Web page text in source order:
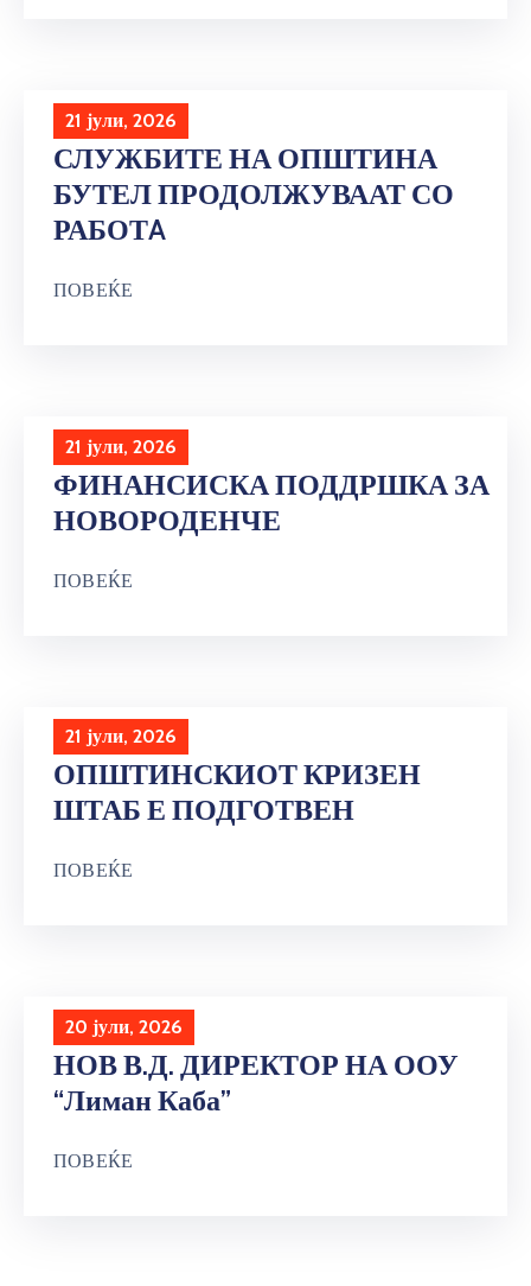
21 јули, 2026
СЛУЖБИТЕ НА ОПШТИНА
БУТЕЛ ПРОДОЛЖУВААТ СО
РАБОТA
ПОВЕЌЕ
21 јули, 2026
ФИНАНСИСКА ПОДДРШКА ЗА
НОВОРОДЕНЧЕ
ПОВЕЌЕ
21 јули, 2026
ОПШТИНСКИОТ КРИЗЕН
ШТАБ Е ПОДГОТВЕН
ПОВЕЌЕ
20 јули, 2026
НОВ В.Д. ДИРЕКТОР НА ООУ
“Лиман Каба”
ПОВЕЌЕ